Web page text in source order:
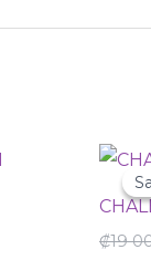
₡19